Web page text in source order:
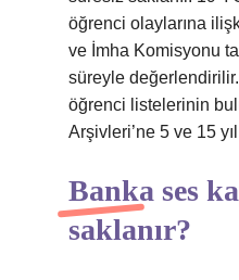
öğrenci olaylarına
ve İmha Komisyonu
süreyle
öğrenci listelerinin
Arşivleri’ne 5 ve 15
Banka ses
saklanır?